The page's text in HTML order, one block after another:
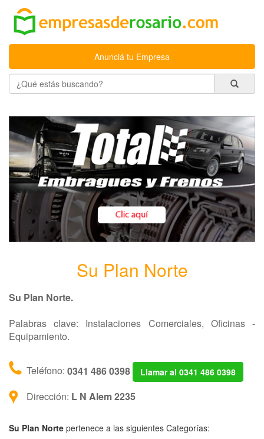
Anunciá tu Empresa
Su Plan Norte
Su Plan Norte.
Palabras clave: Instalaciones Comerciales, Oficinas -
Equipamiento.
Teléfono: 0341 486 0398 Llamar al 0341 486 0398
Dirección: L N Alem 2235
Su Plan Norte pertenece a las siguientes Categorías: